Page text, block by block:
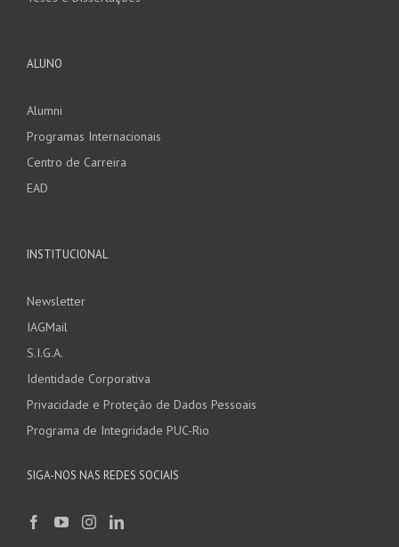
ALUNO
Alumni
Programas Internacionais
Centro de Carreira
EAD
INSTITUCIONAL
Newsletter
IAGMail
S.I.G.A.
Identidade Corporativa
Privacidade e Proteção de Dados Pessoais
Programa de Integridade PUC-Rio
SIGA-NOS NAS REDES SOCIAIS